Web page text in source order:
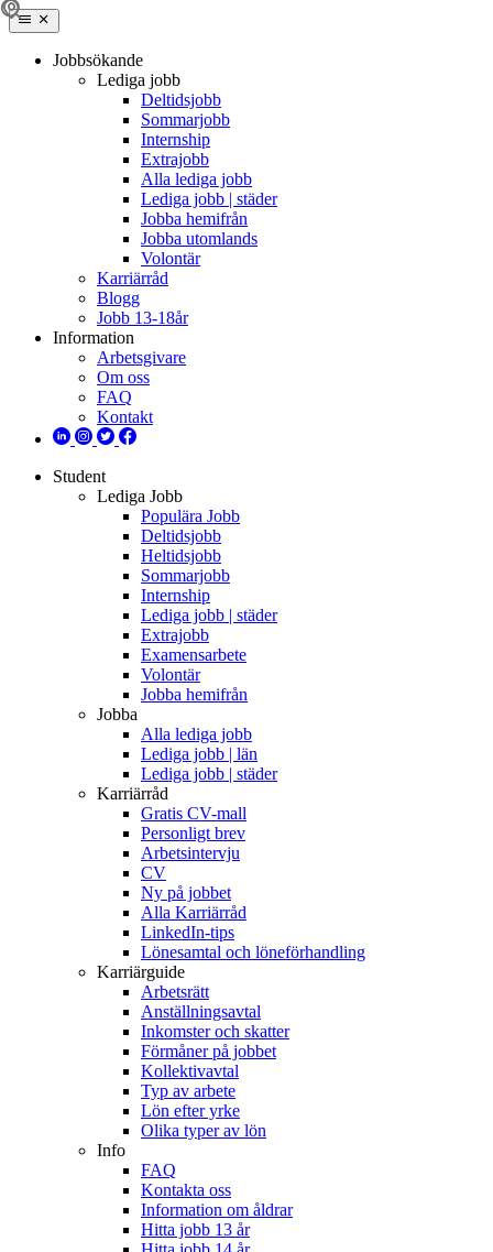
Jobbsökande
Lediga jobb
Deltidsjobb
Sommarjobb
Internship
Extrajobb
Alla lediga jobb
Lediga jobb | städer
Jobba hemifrån
Jobba utomlands
Volontär
Karriärråd
Blogg
Jobb 13-18år
Information
Arbetsgivare
Om oss
FAQ
Kontakt
Student
Lediga Jobb
Populära Jobb
Deltidsjobb
Heltidsjobb
Sommarjobb
Internship
Lediga jobb | städer
Extrajobb
Examensarbete
Volontär
Jobba hemifrån
Jobba
Alla lediga jobb
Lediga jobb | län
Lediga jobb | städer
Karriärråd
Gratis CV-mall
Personligt brev
Arbetsintervju
CV
Ny på jobbet
Alla Karriärråd
LinkedIn-tips
Lönesamtal och löneförhandling
Karriärguide
Arbetsrätt
Anställningsavtal
Inkomster och skatter
Förmåner på jobbet
Kollektivavtal
Typ av arbete
Lön efter yrke
Olika typer av lön
Info
FAQ
Kontakta oss
Information om åldrar
Hitta jobb 13 år